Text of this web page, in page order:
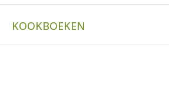
KOOKBOEKEN